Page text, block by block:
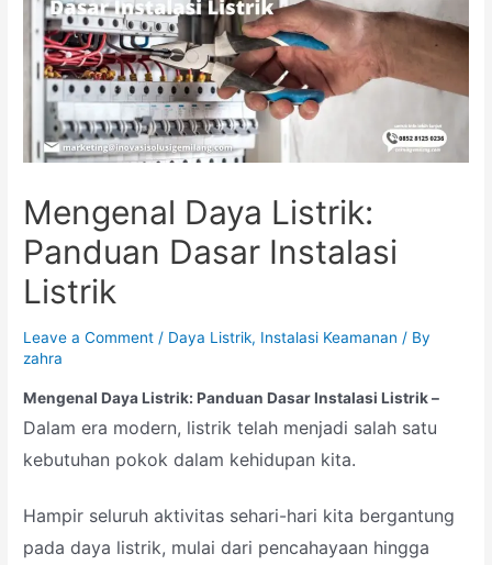
Mengenal Daya Listrik:
Panduan Dasar Instalasi
Listrik
Leave a Comment / Daya Listrik, Instalasi Keamanan / By
zahra
Mengenal Daya Listrik: Panduan Dasar Instalasi Listrik –
Dalam era modern, listrik telah menjadi salah satu
kebutuhan pokok dalam kehidupan kita.
Hampir seluruh aktivitas sehari-hari kita bergantung
pada daya listrik, mulai dari pencahayaan hingga